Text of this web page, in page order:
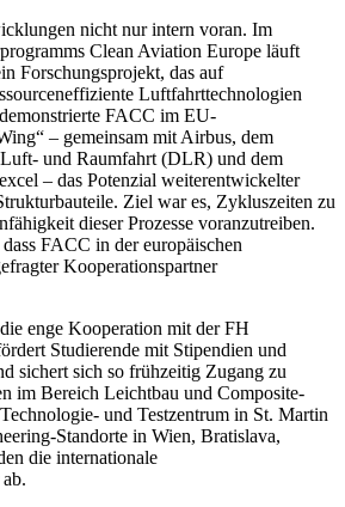
nicht nur intern voran. Im
Clean Aviation Europe läuft
Forschungsprojekt, das auf
Luftfahrttechnologien
FACC im EU-
– gemeinsam mit Airbus, dem
und Raumfahrt (DLR) und dem
– das Potenzial weiterentwickelter
Ziel war es, Zykluszeiten zu
dieser Prozesse voranzutreiben.
FACC in der europäischen
Kooperationspartner
enge Kooperation mit der FH
Studierende mit Stipendien und
sichert sich so frühzeitig Zugang zu
im Bereich Leichtbau und Composite-
und Testzentrum in St. Martin
Standorte in Wien, Bratislava,
die internationale